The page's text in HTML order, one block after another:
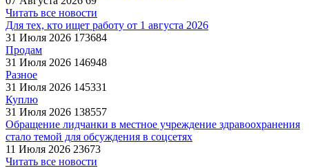
Читать все новости
Для тех, кто ищет работу от 1 августа 2026
31 Июля 2026 173684
Продам
31 Июля 2026 146948
Разное
31 Июля 2026 145331
Куплю
31 Июля 2026 138557
Обращение лидчанки в местное учреждение здравоохранения
стало темой для обсуждения в соцсетях
11 Июля 2026 23673
Читать все новости